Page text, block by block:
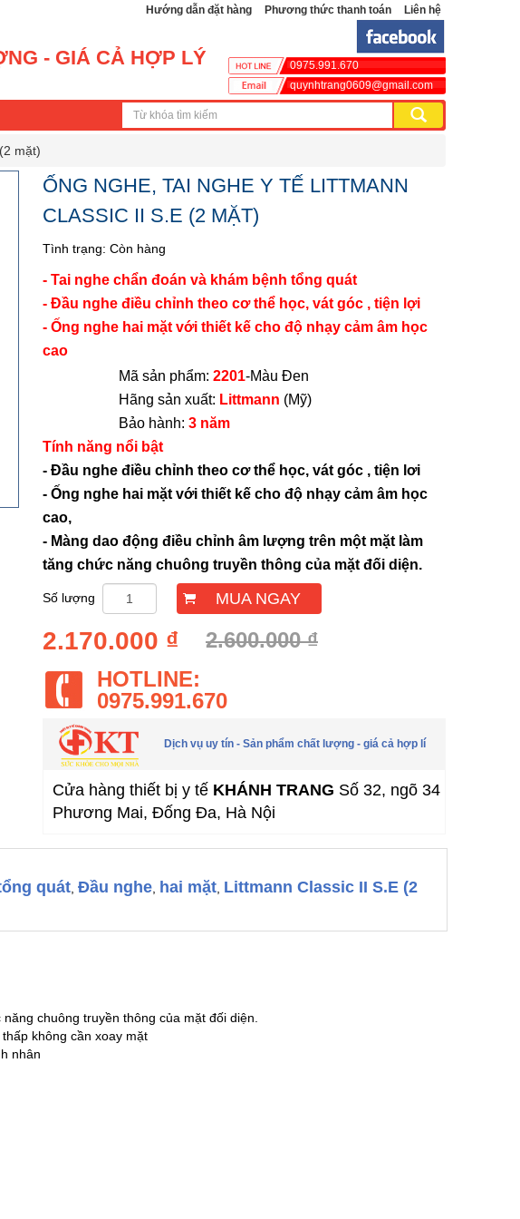
Hướng dẫn đặt hàng Phương thức thanh toán Liên hệ
- GIÁ CẢ HỢP LÝ
0975.991.670
quynhtrang0609@gmail.com
mặt)
ỐNG NGHE, TAI NGHE Y TẾ LITTMANN
CLASSIC II S.E (2 MẶT)
Tình trạng: Còn hàng
- Tai nghe chẩn đoán và khám bệnh tổng quát
- Đầu nghe điều chỉnh theo cơ thể học, vát góc , tiện lợi
- Ống nghe hai mặt với thiết kế cho độ nhạy cảm âm học
cao
Mã sản phẩm: 2201-Màu Đen
Hãng sản xuất: Littmann (Mỹ)
Bảo hành: 3 năm
Tính năng nổi bật
- Đầu nghe điều chỉnh theo cơ thể học, vát góc , tiện lơi
- Ống nghe hai mặt với thiết kế cho độ nhạy cảm âm học
cao,
- Màng dao động điều chỉnh âm lượng trên một mặt làm
tăng chức năng chuông truyền thông của mặt đối diện.
Số lượng MUA NGAY
2.170.000 ₫
2.600.000 ₫
HOTLINE:
0975.991.670
Dịch vụ uy tín - Sản phẩm chất lượng - giá cả hợp lí
Cửa hàng thiết bị y tế KHÁNH TRANG Số 32, ngõ 34
Phương Mai, Đống Đa, Hà Nội
quát, Đầu nghe, hai mặt, Littmann Classic II S.E (2
chuông truyền thông của mặt đối diện.
không cần xoay mặt
nhân
nghe tần số kép kết hợp cả tính năng của chuông nghe (cho tần số thấp)
dụng cảm giác thoải mái và cản tạp âm từ bên ngoài hiệu quả.